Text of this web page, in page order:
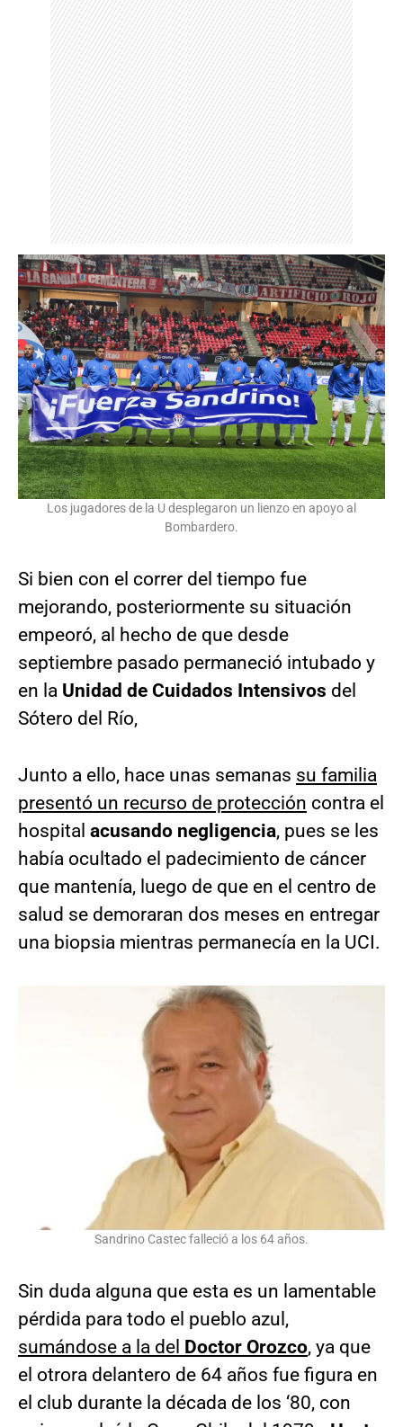
Los jugadores de la U desplegaron un lienzo en apoyo al
Bombardero.
Si bien con el correr del tiempo fue
mejorando, posteriormente su situación
empeoró, al hecho de que desde
septiembre pasado permaneció intubado y
en la Unidad de Cuidados Intensivos del
Sótero del Río,
Junto a ello, hace unas semanas su familia
presentó un recurso de protección contra el
hospital acusando negligencia, pues se les
había ocultado el padecimiento de cáncer
que mantenía, luego de que en el centro de
salud se demoraran dos meses en entregar
una biopsia mientras permanecía en la UCI.
Sandrino Castec falleció a los 64 años.
Sin duda alguna que esta es un lamentable
pérdida para todo el pueblo azul,
sumándose a la del Doctor Orozco, ya que
el otrora delantero de 64 años fue figura en
el club durante la década de los ‘80, con